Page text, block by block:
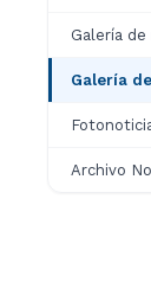
Galería
Galería
Archivo